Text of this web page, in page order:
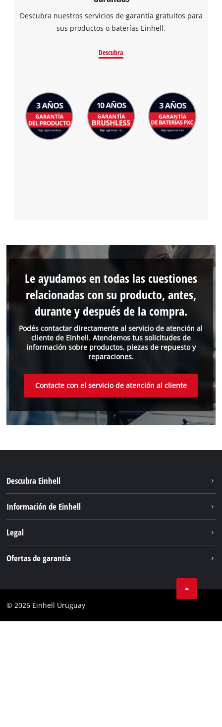
Descubra nuestros servicios de garantía gratuitos para
sus productos o baterías Einhell.
Descubra
Podés contactar directamente al servicio de atención al
cliente de Einhell. Atendemos tus solicitudes de
información sobre productos, piezas de repuesto y
reparaciones.
Le ayudamos en todas las cuestiones
relacionadas con su producto, antes,
durante y después de la compra.
Contacte con el servicio de atención al cliente
Descubra Einhell
Servicio
Información de Einhell
Legal
Cumplimiento
Ofertas de garantía
Garantía PurePower Brushless
© 2026 Einhell Uruguay